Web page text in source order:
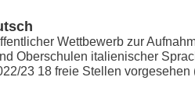
Wettbewerb zur
Oberschulen italienischer
23 18 freie Stellen